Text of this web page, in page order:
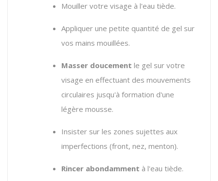
Mouiller votre visage à l'eau tiède.
Appliquer une petite quantité de gel sur
vos mains mouillées.
Masser doucement le gel sur votre
visage en effectuant des mouvements
circulaires jusqu'à formation d'une
légère mousse.
Insister sur les zones sujettes aux
imperfections (front, nez, menton).
Rincer abondamment à l'eau tiède.